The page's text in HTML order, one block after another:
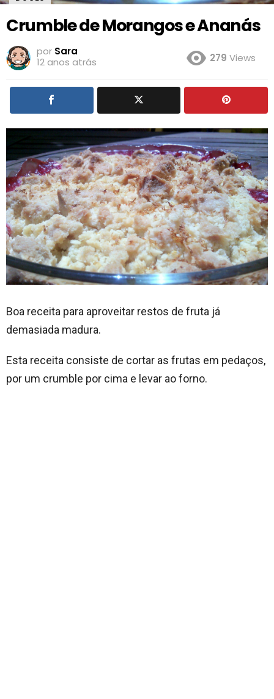
Crumble de Morangos e Ananás
por Sara
12 anos atrás
279 Views
Boa receita para aproveitar restos de fruta já
demasiada madura.
Esta receita consiste de cortar as frutas em pedaços,
por um crumble por cima e levar ao forno.